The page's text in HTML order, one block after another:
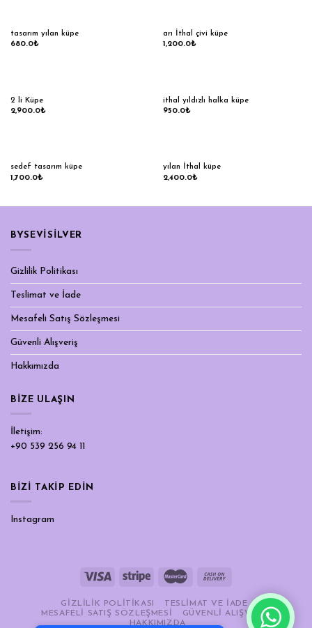
Tek Tıkla Ödeme Kolaylığı
7/24 Canlı Destek
tasarım yılan küpe
680.0₺
arı İthal çivi küpe
1,200.0₺
2 li Küpe
2,900.0₺
ithal yıldızlı halka küpe
950.0₺
sedef tasarım küpe
1,700.0₺
yılan İthal küpe
2,400.0₺
BYSEVİSİLVER
Gizlilik Politikası
Teslimat ve İade
Mesafeli Satış Sözleşmesi
Güvenli Alışveriş
Hakkımızda
BIZE ULAŞIN
İletişim:
+90 539 256 94 11
BİZİ TAKİP EDİN
Instagram
GIZLILIK POLITIKASI
TESLIMAT VE İADE
MESAFELI SATIŞ SÖZLEŞMESI
GÜVENLI ALIŞVERIŞ
HAKKIMIZDA